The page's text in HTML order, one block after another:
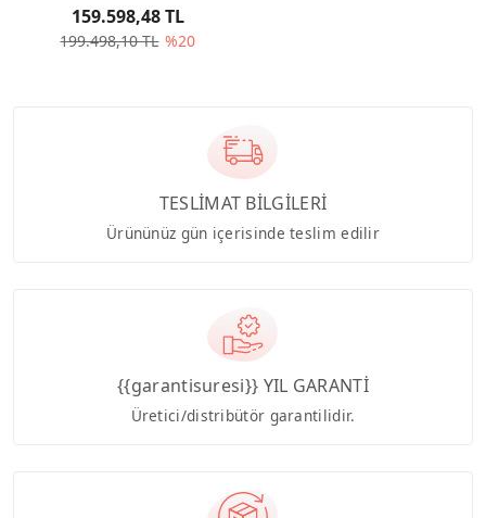
199.498,10 TL %20
159.598,48 TL
TESLİMAT BİLGİLERİ
Ürününüz gün içerisinde teslim edilir
{{garantisuresi}} YIL GARANTİ
Üretici/distribütör garantilidir.